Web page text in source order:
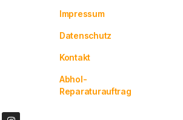
Rechtliches
Impressum
Datenschutz
Kontakt
Abhol-
Reparaturauftrag